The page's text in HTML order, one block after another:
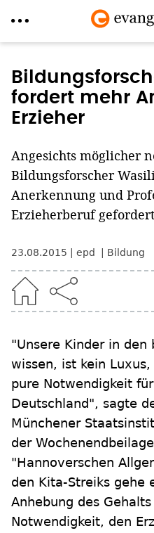
zum
Inhalt
fordert mehr
Erzieher
Angesichts möglicher
Bildungsforscher
Anerkennung und
Erzieherberuf
23.08.2015 epd Bildung
"Unsere Kinder in den
wissen, ist kein
pure Notwendigkeit
Deutschland", sagte
Münchener
der
"Hannoverschen
den Kita-Streiks gehe
Anhebung des
Notwendigkeit, den